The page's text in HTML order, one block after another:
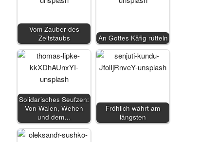
Vom Zauber des
Zeitstaubs
An Gottes Käfig rütteln
Solidarisches Seufzen:
Von Walen, Wehen
und dem…
Fröhlich währt am
längsten